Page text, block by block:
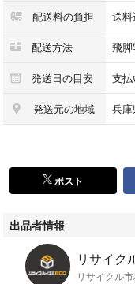
[サイズ詳細]
【トップス】
着丈：55
※上記の採寸は全てcm単位
22aw
レディース/Ladys/女性用
管理区分：アパレル/衣料
管理番号：0230578526_sw
配送料の負担 送料
配送方法 飛
発送日の目安 支
発送元の地域 兵
ポスト
出品者情報
リサイク
リサイクル